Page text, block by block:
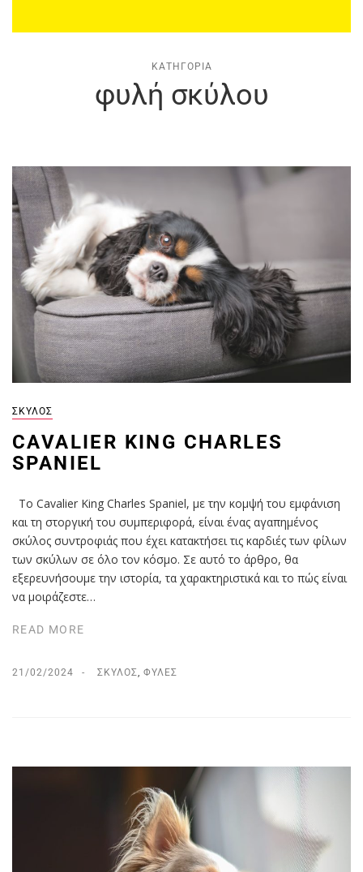
ΚΑΤΗΓΟΡΊΑ
φυλή σκύλου
ΣΚΎΛΟΣ
CAVALIER KING CHARLES
SPANIEL
Το Cavalier King Charles Spaniel, με την κομψή του εμφάνιση
και τη στοργική του συμπεριφορά, είναι ένας αγαπημένος
σκύλος συντροφιάς που έχει κατακτήσει τις καρδιές των φίλων
των σκύλων σε όλο τον κόσμο. Σε αυτό το άρθρο, θα
εξερευνήσουμε την ιστορία, τα χαρακτηριστικά και το πώς είναι
να μοιράζεστε…
READ MORE
21/02/2024 ΣΚΎΛΟΣ, ΦΥΛΈΣ